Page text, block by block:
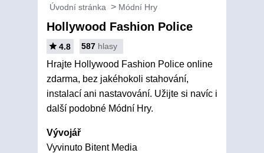
Úvodní stránka Módní Hry
Hollywood Fashion Police
4.8 587 hlasy
Hrajte Hollywood Fashion Police online
zdarma, bez jakéhokoli stahování,
instalací ani nastavování. Užijte si navíc i
další podobné Módní Hry.
Vývojář
Vyvinuto Bitent Media